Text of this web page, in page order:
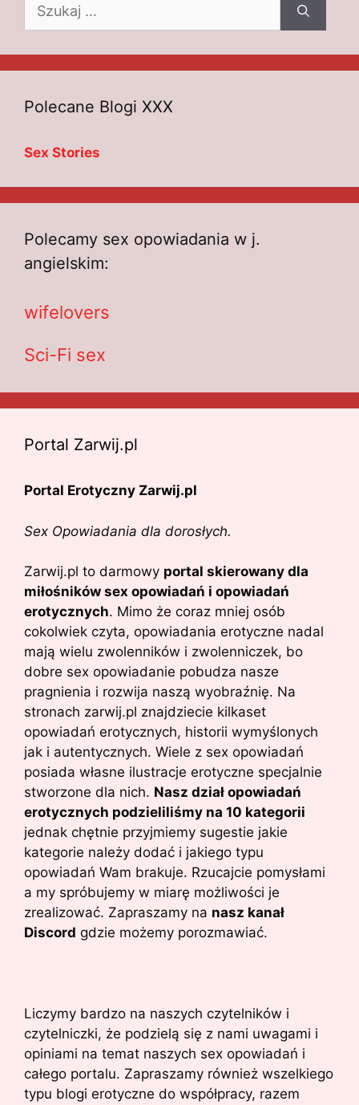
Polecane Blogi XXX
Sex Stories
Polecamy sex opowiadania w j.
angielskim:
wifelovers
Sci-Fi sex
Portal Zarwij.pl
Portal Erotyczny Zarwij.pl
Sex Opowiadania dla dorosłych.
Zarwij.pl to darmowy portal skierowany dla
miłośników sex opowiadań i opowiadań
erotycznych. Mimo że coraz mniej osób
cokolwiek czyta, opowiadania erotyczne nadal
mają wielu zwolenników i zwolenniczek, bo
dobre sex opowiadanie pobudza nasze
pragnienia i rozwija naszą wyobraźnię. Na
stronach zarwij.pl znajdziecie kilkaset
opowiadań erotycznych, historii wymyślonych
jak i autentycznych. Wiele z sex opowiadań
posiada własne ilustracje erotyczne specjalnie
stworzone dla nich. Nasz dział opowiadań
erotycznych podzieliliśmy na 10 kategorii
jednak chętnie przyjmiemy sugestie jakie
kategorie należy dodać i jakiego typu
opowiadań Wam brakuje. Rzucajcie pomysłami
a my spróbujemy w miarę możliwości je
zrealizować. Zapraszamy na nasz kanał
Discord gdzie możemy porozmawiać.
Liczymy bardzo na naszych czytelników i
czytelniczki, że podzielą się z nami uwagami i
opiniami na temat naszych sex opowiadań i
całego portalu. Zapraszamy również wszelkiego
typu blogi erotyczne do współpracy, razem